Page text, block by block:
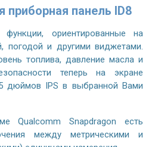
приборная панель ID8
функции, ориентированные на
погодой и другими виджетами.
топлива, давление масла и
теперь на экране
дюймов IPS в выбранной Вами
Qualcomm Snapdragon есть
между метрическими и